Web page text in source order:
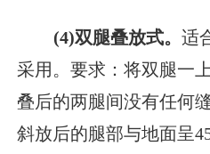
(4)双腿叠放式。适
采用。要求：将双腿一
叠后的两腿间没有任何
斜放后的腿部与地面呈